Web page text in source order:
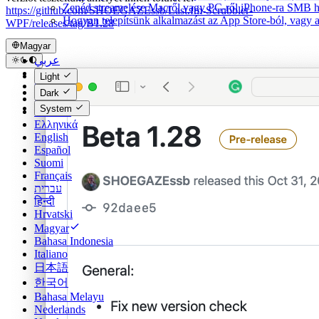
Zenéd streamelése Macről vagy PC-ről iPhone-ra SMB
Hogyan telepítsünk alkalmazást az App Store-ból,
Magyar
عربي
Català
Čeština
Dansk
Deutsch
Ελληνικά
English
Español
Suomi
Français
עברית
हिन्दी
Hrvatski
Magyar
Bahasa Indonesia
Italiano
日本語
한국어
Bahasa Melayu
Nederlands
Light
Dark
System
https://github.com/SHOEGAZEssb/Last.fm-Scrubbler-
WPF/releases/tag/B1.28